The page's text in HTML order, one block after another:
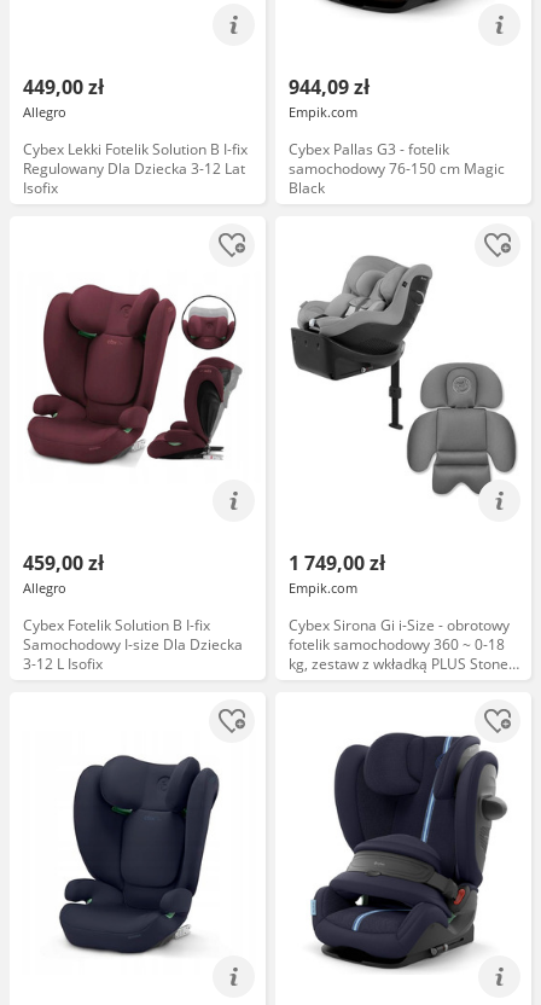
449,00 zł
Allegro
Cybex Lekki Fotelik Solution B I-fix
Regulowany Dla Dziecka 3-12 Lat
Isofix
944,09 zł
Empik.com
Cybex Pallas G3 - fotelik
samochodowy 76-150 cm Magic
Black
459,00 zł
Allegro
Cybex Fotelik Solution B I-fix
Samochodowy I-size Dla Dziecka
3-12 L Isofix
1 749,00 zł
Empik.com
Cybex Sirona Gi i-Size - obrotowy
fotelik samochodowy 360 ~ 0-18
kg, zestaw z wkładką PLUS Stone
Grey